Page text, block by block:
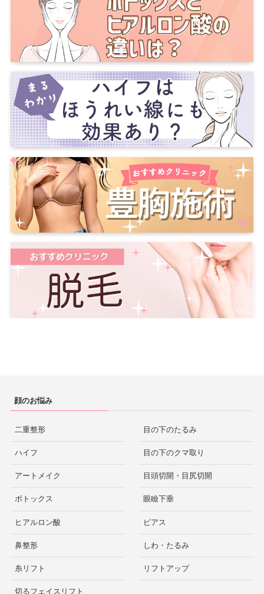
顔のお悩み
二重整形
ハイフ
アートメイク
ボトックス
ヒアルロン酸
鼻整形
糸リフト
切るフェイスリフト
目の下のたるみ
目の下のクマ取り
目頭切開・目尻切開
眼瞼下垂
ピアス
しわ・たるみ
リフトアップ